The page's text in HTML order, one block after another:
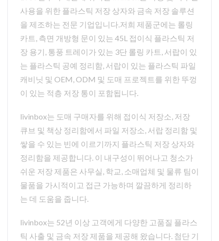
사용을 위한 플라스틱 저장 상자와 금속 저장 솔루션
을 제조하는 전문 기업입니다.저희 제품군에는 롤링
카트, 측면 개방형 문이 있는 45L 접이식 플라스틱 저
장 용기, 통풍 트레이가 있는 3단 롤링 카트, 서랍이 있
는 플라스틱 공예 정리함, 서랍이 있는 플라스틱 파일
캐비닛 및 OEM, ODM 및 도매 프로젝트를 위한 뚜껑
이 있는 적층 저장 통이 포함됩니다.
livinbox는 도매 구매자를 위해 접이식 저장소, 저장
큐브 및 책상 정리함에서 파일 저장소, 서랍 정리함 및
쌓을 수 있는 빈에 이르기까지 플라스틱 저장 상자와
정리함을 제공합니다. 이 내구성이 뛰어나고 청소가
쉬운 저장 제품은 사무실, 학교, 소매업체 및 물류 팀이
물품을 가시적이고 접근 가능하며 깔끔하게 정리하
는 데 도움을 줍니다.
livinbox는 52년 이상 고객에게 다양한 고품질 플라스
틱 사출 및 금속 저장 제품을 제공해 왔습니다. 첨단 기